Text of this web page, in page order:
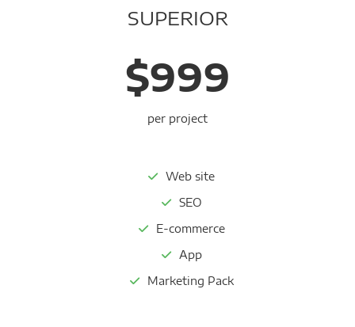
SUPERIOR
$999
per project
Web site
SEO
E-commerce
App
Marketing Pack